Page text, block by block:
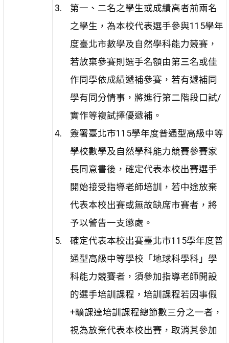
第一、二名之學生或成績高者前兩名
之學生，為本校代表選手參與115學年
度臺北市數學及自然學科能力競賽，
若放棄參賽則選手名額由第三名或佳
作同學依成績遞補參賽，若有遞補同
學有同分情事，將進行第二階段口試/
實作等複試擇優遞補。
簽署臺北市115學年度普通型高級中等
學校數學及自然學科能力競賽參賽家
長同意書後，確定代表本校出賽選手
開始接受指導老師培訓，若中途放棄
代表本校出賽或無故缺席市賽者，將
予以警告一支懲處。
確定代表本校出賽臺北市115學年度普
通型高級中等學校「地球科學科」學
科能力競賽者，須參加指導老師開設
的選手培訓課程，培訓課程若因事假
+曠課達培訓課程總節數三分之一者，
視為放棄代表本校出賽，取消其參加